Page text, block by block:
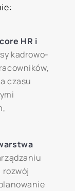
core HR i
kadrowo-
czasu